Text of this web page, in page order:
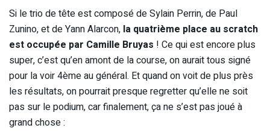
Si le trio de tête est composé de Sylain Perrin, de Paul
Zunino, et de Yann Alarcon, la quatrième place au scratch
est occupée par Camille Bruyas ! Ce qui est encore plus
super, c’est qu’en amont de la course, on aurait tous signé
pour la voir 4ème au général. Et quand on voit de plus près
les résultats, on pourrait presque regretter qu’elle ne soit
pas sur le podium, car finalement, ça ne s’est pas joué à
grand chose :